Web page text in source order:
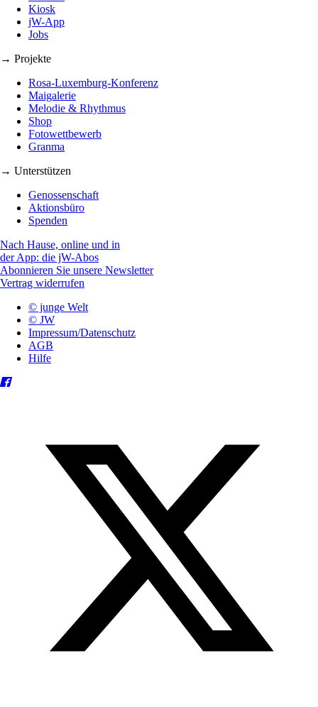
Kiosk
jW-App
Jobs
→ Projekte
Rosa-Luxemburg-Konferenz
Maigalerie
Melodie & Rhythmus
Shop
Fotowettbewerb
Granma
→ Unterstützen
Genossenschaft
Aktionsbüro
Spenden
Nach Hause, online und in
der App: die jW-Abos
Abonnieren Sie unsere Newsletter
Vertrag widerrufen
© junge Welt
© JW
Impressum/Datenschutz
AGB
Hilfe